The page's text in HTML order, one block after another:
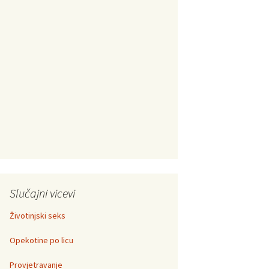
Slučajni vicevi
Životinjski seks
Opekotine po licu
Provjetravanje